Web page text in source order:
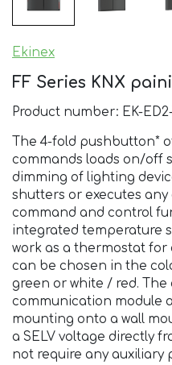
Ekinex
FF Series KNX
Product number: EK-
The 4-fold pushbutton*
commands loads on/off
dimming of lighting
shutters or executes
command and control
integrated temperature
work as a thermostat for
can be chosen in the
green or white / red. The
communication module
mounting onto a wall
a SELV voltage directly
not require any auxiliary